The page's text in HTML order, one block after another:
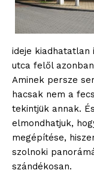
ideje kiadhatatlan
utca felől
Aminek persze
hacsak nem a
tekintjük annak.
elmondhatjuk,
megépítése,
szolnoki
szándékosan.